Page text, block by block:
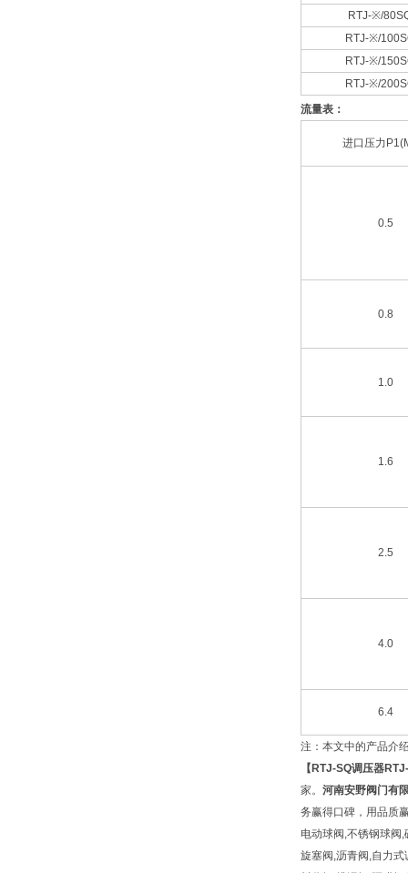
RTJ-※/
RTJ-※/
RTJ-※/
RTJ-※/
流量表：
进口压力
0.5
0.8
1.0
1.6
2.5
4.0
6.4
注：本文中的产品介
【 RTJ-SQ调压器
家。 河南安野阀门有
务赢得口碑，用品质
电动球阀,不锈钢球阀
旋塞阀,沥青阀,自力